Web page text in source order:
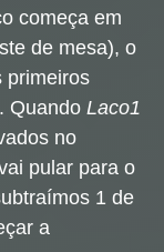
começa em
de mesa), o
primeiros
Quando Laco1
no
pular para o
1 de
a